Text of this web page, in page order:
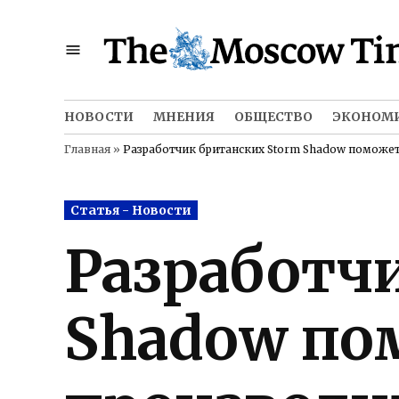
НОВОСТИ МНЕНИЯ ОБЩЕСТВО
Главная » Разработчик британских Storm Shadow
Posted
in
Статья - Новости
Shadow